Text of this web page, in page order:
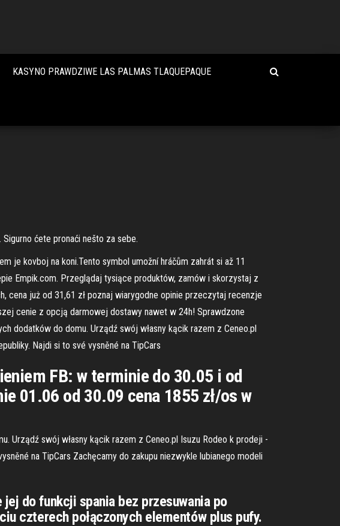
KASYNO PRAWDZIWE LAS PALMAS TLAQUEPAQUE
ćete pronaći nešto za sebe.
je kovboj na koni.Tento symbol umožní hráčům zahrát si až 11
Empik.com. Przeglądaj tysiące produktów, zamów i skorzystaj z
cena już od 31,61 zł poznaj wiarygodne opinie przeczytaj recenzje
cenie z opcją darmowej dostawy nawet w 24h! Sprawdzone
dodatków do domu. Urządź swój własny kącik razem z Ceneo.pl
Najdi si to své vysněné na TipCars
FB: w terminie do 30.05 i od
01.06 od 30.09 cena 1855 zł/os w
Urządź swój własny kącik razem z Ceneo.pl Isuzu Rodeo k prodeji -
na TipCars Zachęcamy do zakupu niezwykle lubianego modeli
do funkcji spania bez przesuwania po
czterech połączonych elementów plus pufy.